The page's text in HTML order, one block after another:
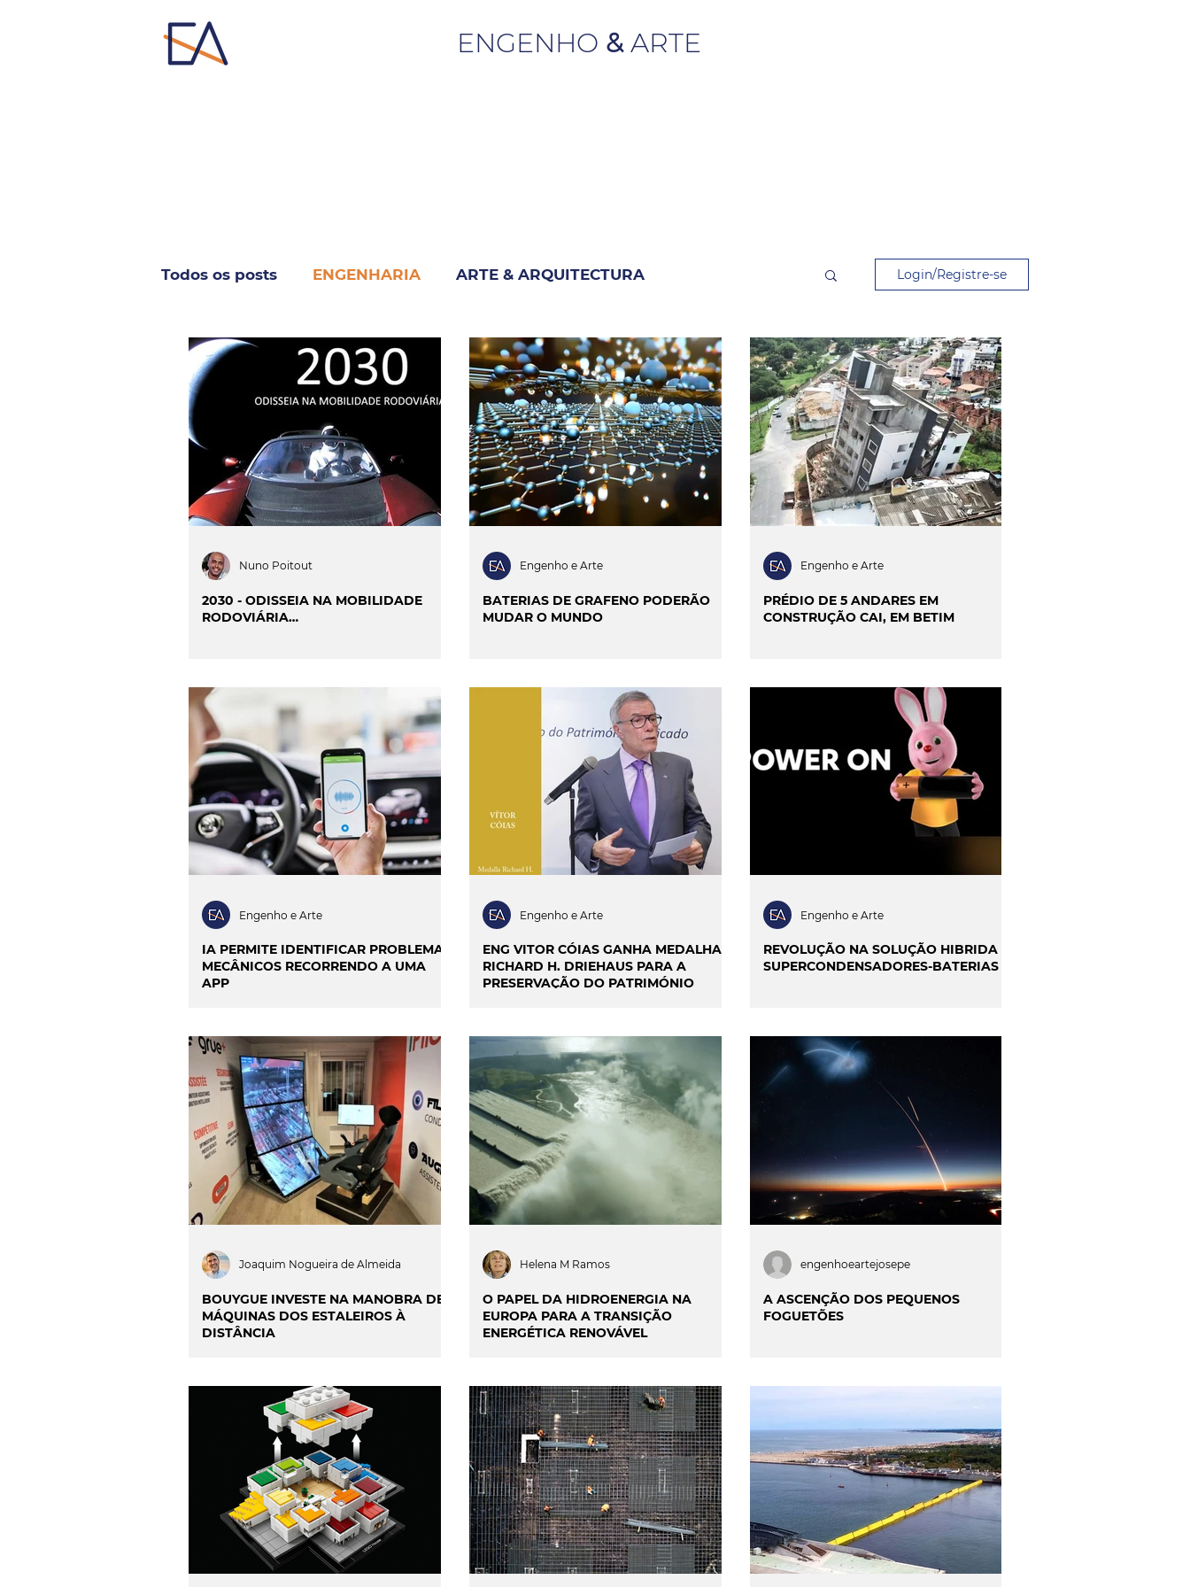
ENGENHO &ARTE
Todos os posts ENGENHARIA ARTE & ARQUITECTURA
INFORMÁTICA & TELECOM INDUSTRIA & NEGÓCIO
SMART CITIES & MOBILIDADE
CIÊNCIA & SAÚDE OPINIÃO & TRENDS MATCH POINT
PROJECTOS & OBRAS ENTREVISTAS
Login/Registre-se
2030 - ODISSEIA NA MOBILIDADE
RODOVIÁRIA…
Nuno Poitout
BATERIAS DE GRAFENO PODERÃO
MUDAR O MUNDO
Engenho e Arte
PRÉDIO DE 5 ANDARES EM
CONSTRUÇÃO CAI, EM BETIM
Engenho e Arte
IA PERMITE IDENTIFICAR PROBLEMAS
MECÂNICOS RECORRENDO A UMA
APP
Engenho e Arte
ENG VITOR CÓIAS GANHA MEDALHA
RICHARD H. DRIEHAUS PARA A
PRESERVAÇÃO DO PATRIMÓNIO
Engenho e Arte
REVOLUÇÃO NA SOLUÇÃO HIBRIDA
SUPERCONDENSADORES-BATERIAS
Engenho e Arte
BOUYGUE INVESTE NA MANOBRA DE
MÁQUINAS DOS ESTALEIROS À
DISTÂNCIA
Joaquim Nogueira de Almeida
O PAPEL DA HIDROENERGIA NA
EUROPA PARA A TRANSIÇÃO
ENERGÉTICA RENOVÁVEL
Helena M Ramos
A ASCENÇÃO DOS PEQUENOS
FOGUETÕES
engenhoeartejosepe